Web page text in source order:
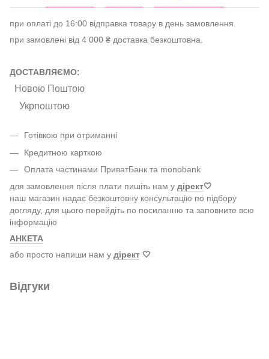
при оплаті до 16:00 відправка товару в день замовлення.
при замовлені від 4 000 ₴ доставка безкоштовна.
ДОСТАВЛЯЄМО:
Новою Поштою
Укрпоштою
Готівкою при отриманні
Кредитною карткою
Оплата частинами ПриватБанк та monobank
для замовлення після плати пишіть нам у дірект🤍
наш магазин надає безкоштовну консультацію по підбору
догляду, для цього перейдіть по посиланню та заповните всю
інформацію
АНКЕТА
або просто напиши нам у дірект 🤍
Відгуки